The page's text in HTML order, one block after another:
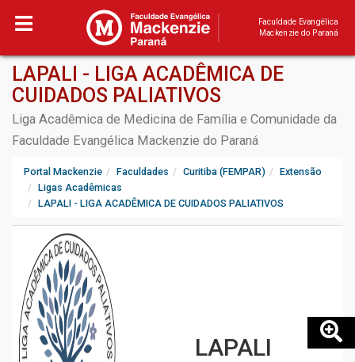
Faculdade Evangélica
Mackenzie do Paraná
LAPALI - LIGA ACADÊMICA DE
CUIDADOS PALIATIVOS
Liga Acadêmica de Medicina de Família e Comunidade da
Faculdade Evangélica Mackenzie do Paraná
Portal Mackenzie Faculdades Curitiba (FEMPAR)
Extensão
Ligas Acadêmicas
LAPALI - LIGA ACADÊMICA DE CUIDADOS PALIATIVOS
LAPALI